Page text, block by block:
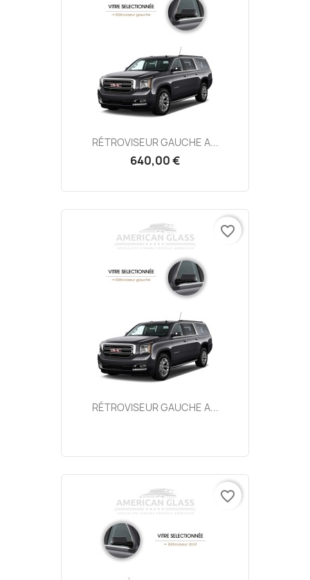
RÉTROVISEUR GAUCHE A...
640,00 €
RÉTROVISEUR GAUCHE A...
favorite_border
favorite_border